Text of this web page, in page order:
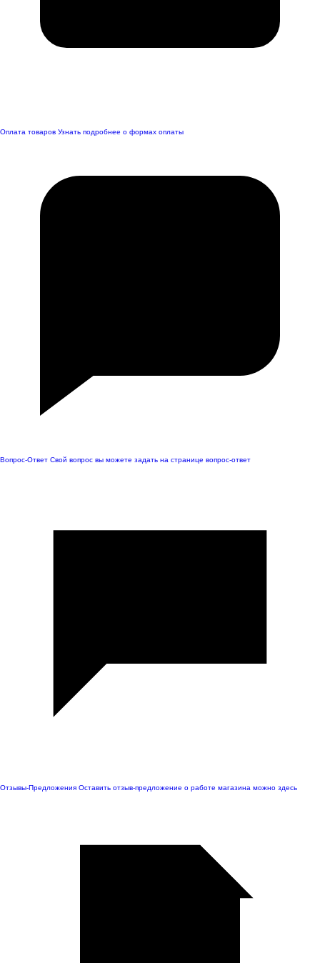
Оплата товаров Узнать подробнее о формах оплаты
Вопрос-Ответ Свой вопрос вы можете задать на странице вопрос-ответ
Отзывы-Предложения Оставить отзыв-предложение о работе магазина можно здесь